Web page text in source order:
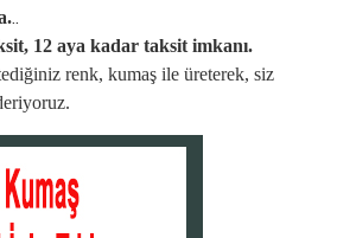
..
12 aya kadar taksit imkanı.
renk, kumaş ile üreterek, siz